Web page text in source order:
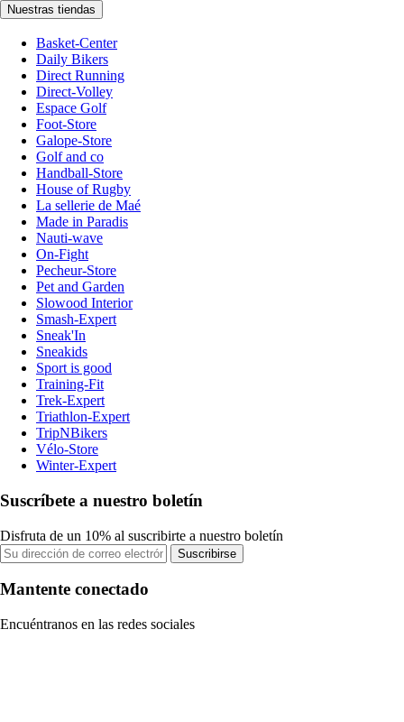
Nuestras tiendas
Basket-Center
Daily Bikers
Direct Running
Direct-Volley
Espace Golf
Foot-Store
Galope-Store
Golf and co
Handball-Store
House of Rugby
La sellerie de Maé
Made in Paradis
Nauti-wave
On-Fight
Pecheur-Store
Pet and Garden
Slowood Interior
Smash-Expert
Sneak'In
Sneakids
Sport is good
Training-Fit
Trek-Expert
Triathlon-Expert
TripNBikers
Vélo-Store
Winter-Expert
Suscríbete a nuestro boletín
Disfruta de un 10% al suscribirte a nuestro boletín
Suscribirse
Mantente conectado
Encuéntranos en las redes sociales